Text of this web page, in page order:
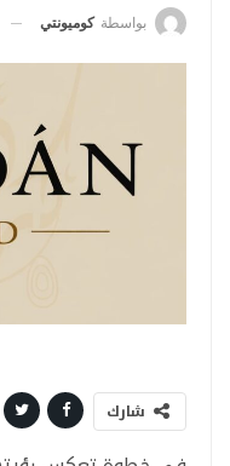
بواسطة كوميونتي
شارك